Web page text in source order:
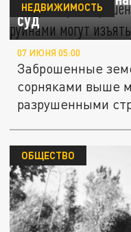
суд
НЕДВИЖИМОСТЬ
07 ИЮНЯ 05:00
Заброшенные
сорняками выше
разрушенными
ОБЩЕСТВО